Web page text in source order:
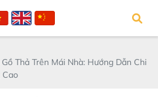
Thả Trên Mái Nhà: Hướng Dẫn Chi
Cao